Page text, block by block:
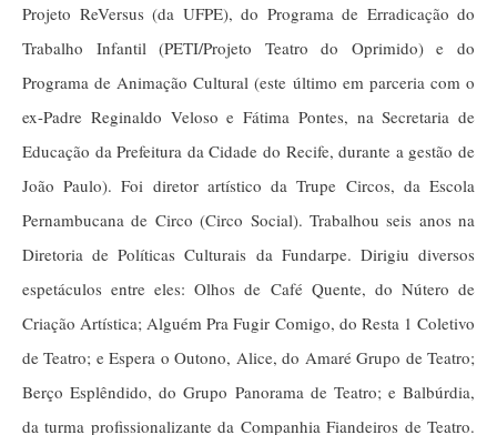
Projeto ReVersus (da UFPE), do Programa de Erradicação do
Trabalho Infantil (PETI/Projeto Teatro do Oprimido) e do
Programa de Animação Cultural (este último em parceria com o
ex-Padre Reginaldo Veloso e Fátima Pontes, na Secretaria de
Educação da Prefeitura da Cidade do Recife, durante a gestão de
João Paulo). Foi diretor artístico da Trupe Circos, da Escola
Pernambucana de Circo (Circo Social). Trabalhou seis anos na
Diretoria de Políticas Culturais da Fundarpe. Dirigiu diversos
espetáculos entre eles: Olhos de Café Quente, do Nútero de
Criação Artística; Alguém Pra Fugir Comigo, do Resta 1 Coletivo
de Teatro; e Espera o Outono, Alice, do Amaré Grupo de Teatro;
Berço Esplêndido, do Grupo Panorama de Teatro; e Balbúrdia,
da turma profissionalizante da Companhia Fiandeiros de Teatro.